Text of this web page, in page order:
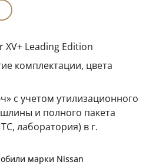
Leading Edition
комплектации, цвета
с учетом утилизационного
и полного пакета
лаборатория) в г.
марки Nissan